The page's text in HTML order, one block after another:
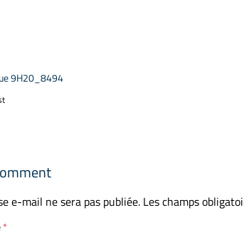
9H20_8494
e-mail ne sera pas publiée. Les champs
*